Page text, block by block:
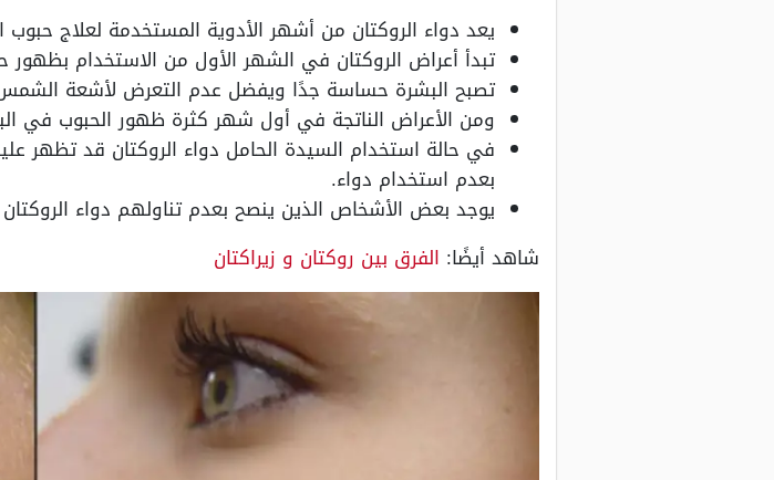
يعد دواء الروكتان من أشهر الأدوية المستخدمة لعلاج حبوب
تبدأ أعراض الروكتان في الشهر الأول من الاستخدام بظهور حبوب
تصبح البشرة حساسة جدًا ويفضل عدم التعرض لأشعة الشمس
ومن الأعراض الناتجة في أول شهر كثرة ظهور الحبوب في
في حالة استخدام السيدة الحامل دواء الروكتان قد تظهر
بعدم استخدام دواء.
يوجد بعض الأشخاص الذين ينصح بعدم تناولهم دواء
شاهد أيضًا: الفرق بين روكتان و زيراكتان